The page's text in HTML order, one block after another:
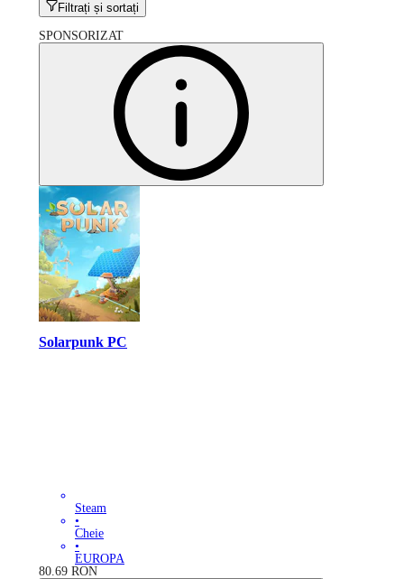
Filtrați și sortați
SPONSORIZAT
Solarpunk PC
Steam
•
Cheie
•
EUROPA
80.69 RON